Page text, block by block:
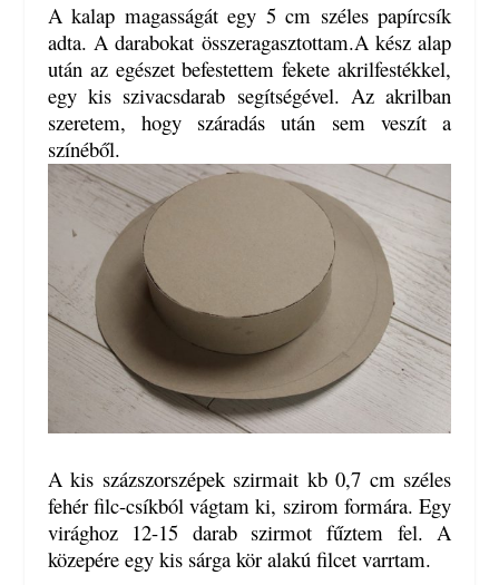
A kalap magasságát egy 5 cm széles papírcsík
adta. A darabokat összeragasztottam.A kész alap
után az egészet befestettem fekete akrilfestékkel,
egy kis szivacsdarab segítségével. Az akrilban
szeretem, hogy száradás után sem veszít a
színéből.
A kis százszorszépek szirmait kb 0,7 cm széles
fehér filc-csíkból vágtam ki, szirom formára. Egy
virághoz 12-15 darab szirmot fűztem fel. A
közepére egy kis sárga kör alakú filcet varrtam.